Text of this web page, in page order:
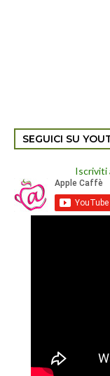
SEGUICI SU
Iscriviti